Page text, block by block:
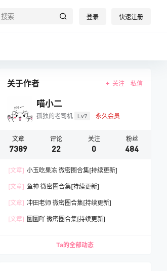
登录 快速注册
关于作者 关注 私信
喵小二
孤独的老司机 Lv7 永久会员
文章
7389
评论
22
关注
0
粉丝
484
[文章] 小玉吃果冻 微密圈合集[持续更新]
[文章] 鱼神 微密圈合集[持续更新]
[文章] 冲田老师 微密圈合集[持续更新]
[文章] 圜圜吖 微密圈合集[持续更新]
Ta的全部动态